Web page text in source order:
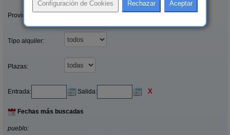
Provincias/Islas:
Tipo alquiler:
Plazas:
Entrada: Salida: X
Fechas más buscadas
pueblo: